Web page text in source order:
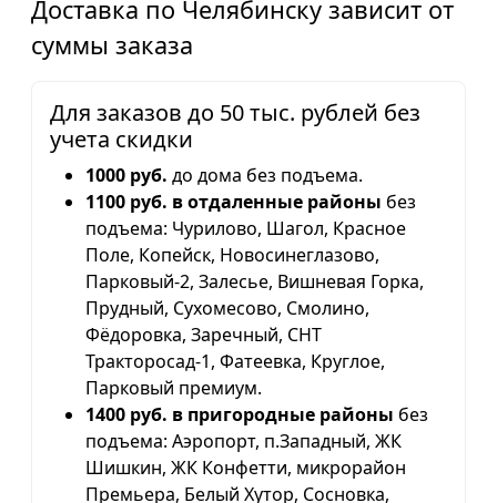
Доставка по Челябинску зависит от
суммы заказа
Для заказов до 50 тыс. рублей без
учета скидки
1000 руб. до дома без подъема.
1100 руб. в отдаленные районы без
подъема: Чурилово, Шагол, Красное
Поле, Копейск, Новосинеглазово,
Парковый-2, Залесье, Вишневая Горка,
Прудный, Сухомесово, Смолино,
Фёдоровка, Заречный, СНТ
Тракторосад-1, Фатеевка, Круглое,
Парковый премиум.
1400 руб. в пригородные районы без
подъема: Аэропорт, п.Западный, ЖК
Шишкин, ЖК Конфетти, микрорайон
Премьера, Белый Хутор, Сосновка,